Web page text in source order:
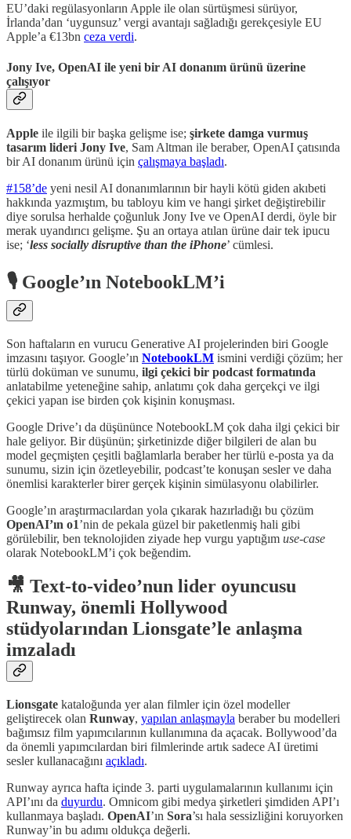
EU’daki regülasyonların Apple ile olan sürtüşmesi sürüyor,
İrlanda’dan ‘uygunsuz’ vergi avantajı sağladığı gerekçesiyle EU
Apple’a €13bn ceza verdi.
Jony Ive, OpenAI ile yeni bir AI donanım ürünü üzerine
çalışıyor
Apple ile ilgili bir başka gelişme ise; şirkete damga vurmuş
tasarım lideri Jony Ive, Sam Altman ile beraber, OpenAI çatısında
bir AI donanım ürünü için çalışmaya başladı.
#158’de yeni nesil AI donanımlarının bir hayli kötü giden akıbeti
hakkında yazmıştım, bu tabloyu kim ve hangi şirket değiştirebilir
diye sorulsa herhalde çoğunluk Jony Ive ve OpenAI derdi, öyle bir
merak uyandırıcı gelişme. Şu an ortaya atılan ürüne dair tek ipucu
ise; ‘less socially disruptive than the iPhone’ cümlesi.
🎙️ Google’ın NotebookLM’i
Son haftaların en vurucu Generative AI projelerinden biri Google
imzasını taşıyor. Google’ın NotebookLM ismini verdiği çözüm; her
türlü doküman ve sunumu, ilgi çekici bir podcast formatında
anlatabilme yeteneğine sahip, anlatımı çok daha gerçekçi ve ilgi
çekici yapan ise birden çok kişinin konuşması.
Google Drive’ı da düşününce NotebookLM çok daha ilgi çekici bir
hale geliyor. Bir düşünün; şirketinizde diğer bilgileri de alan bu
model geçmişten çeşitli bağlamlarla beraber her türlü e-posta ya da
sunumu, sizin için özetleyebilir, podcast’te konuşan sesler ve daha
önemlisi karakterler birer gerçek kişinin simülasyonu olabilirler.
Google’ın araştırmacılardan yola çıkarak hazırladığı bu çözüm
OpenAI’ın o1’nin de pekala güzel bir paketlenmiş hali gibi
görülebilir, ben teknolojiden ziyade hep vurgu yaptığım use-case
olarak NotebookLM’i çok beğendim.
🎥 Text-to-video’nun lider oyuncusu
Runway, önemli Hollywood
stüdyolarından Lionsgate’le anlaşma
imzaladı
Lionsgate kataloğunda yer alan filmler için özel modeller
geliştirecek olan Runway, yapılan anlaşmayla beraber bu modelleri
bağımsız film yapımcılarının kullanımına da açacak. Bollywood’da
da önemli yapımcılardan biri filmlerinde artık sadece AI üretimi
sesler kullanacağını açıkladı.
Runway ayrıca hafta içinde 3. parti uygulamalarının kullanımı için
API’ını da duyurdu. Omnicom gibi medya şirketleri şimdiden API’ı
kullanmaya başladı. OpenAI’ın Sora’sı hala sessizliğini koruyorken
Runway’in bu adımı oldukça değerli.